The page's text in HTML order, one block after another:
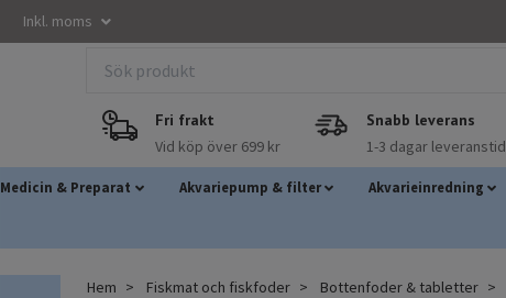
Inkl. moms
Fri frakt
Vid köp över 699 kr
Snabb leverans
1-3 dagar leveranstid
Medicin & Preparat Akvariepump & filter Akvarieinredning
Hem Fiskmat och fiskfoder Bottenfoder & tabletter